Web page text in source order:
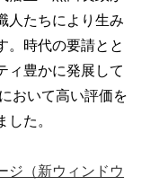
人たちにより生み
。時代の要請とと
ィ豊かに発展して
おいて高い評価を
た。
ジ（新ウィンドウ